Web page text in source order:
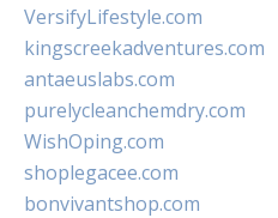
VersifyLifestyle.com
kingscreekadventures.com
antaeuslabs.com
purelycleanchemdry.com
WishOping.com
shoplegacee.com
bonvivantshop.com